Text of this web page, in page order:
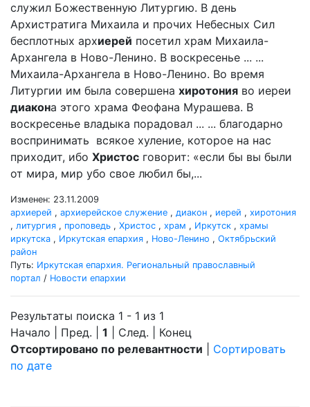
служил Божественную Литургию. В день
Архистратига Михаила и прочих Небесных Сил
бесплотных архиерей посетил храм Михаила-
Архангела в Ново-Ленино. В воскресенье ... ...
Михаила-Архангела в Ново-Ленино. Во время
Литургии им была совершена хиротония во иереи
диакона этого храма Феофана Мурашева. В
воскресенье владыка порадовал ... ... благодарно
воспринимать всякое хуление, которое на нас
приходит, ибо Христос говорит: «если бы вы были
от мира, мир убо свое любил бы,...
Изменен: 23.11.2009
архиерей , архиерейское служение , диакон , иерей , хиротония
, литургия , проповедь , Христос , храм , Иркутск , храмы
иркутска , Иркутская епархия , Ново-Ленино , Октябрьский
район
Путь: Иркутская епархия. Региональный православный
портал / Новости епархии
Результаты поиска 1 - 1 из 1
Начало | Пред. | 1 | След. | Конец
Отсортировано по релевантности
Сортировать
по дате